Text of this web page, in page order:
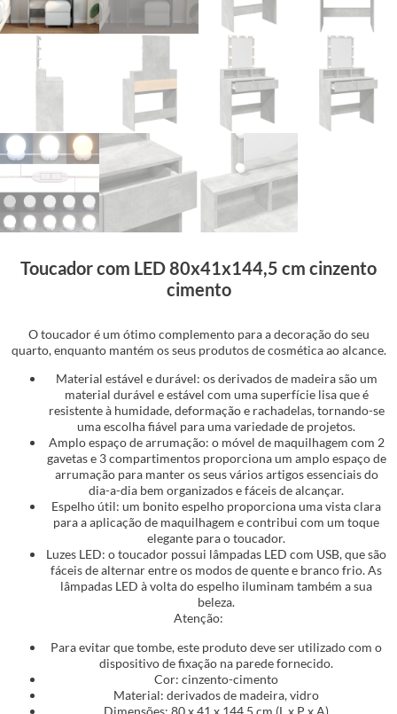
Toucador com LED 80x41x144,5 cm cinzento
cimento
O toucador é um ótimo complemento para a decoração do seu
quarto, enquanto mantém os seus produtos de cosmética ao alcance.
Material estável e durável: os derivados de madeira são um
material durável e estável com uma superfície lisa que é
resistente à humidade, deformação e rachadelas, tornando-se
uma escolha fiável para uma variedade de projetos.
Amplo espaço de arrumação: o móvel de maquilhagem com 2
gavetas e 3 compartimentos proporciona um amplo espaço de
arrumação para manter os seus vários artigos essenciais do
dia-a-dia bem organizados e fáceis de alcançar.
Espelho útil: um bonito espelho proporciona uma vista clara
para a aplicação de maquilhagem e contribui com um toque
elegante para o toucador.
Luzes LED: o toucador possui lâmpadas LED com USB, que são
fáceis de alternar entre os modos de quente e branco frio. As
lâmpadas LED à volta do espelho iluminam também a sua
beleza.
Atenção:
Para evitar que tombe, este produto deve ser utilizado com o
dispositivo de fixação na parede fornecido.
Cor: cinzento-cimento
Material: derivados de madeira, vidro
Dimensões: 80 x 41 x 144,5 cm (L x P x A)